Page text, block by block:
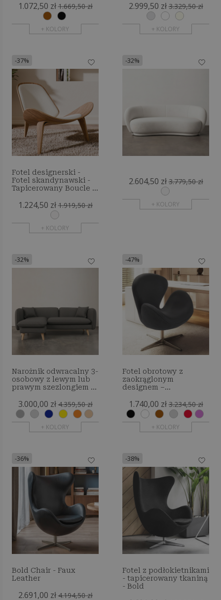
1.072,50 zł 1.669,50 zł
+ KOLORY
2.999,50 zł 3.329,50 zł
+ KOLORY
-37%
Fotel designerski -
Fotel skandynawski -
Tapicerowany Boucle -
1.224,50 zł 1.919,50 zł
+ KOLORY
-32%
2.604,50 zł 3.779,50 zł
+ KOLORY
-32%
Narożnik odwracalny 3-
osobowy z lewym lub
prawym szezlongiem -
3.000,00 zł 4.359,50 zł
+ KOLORY
-47%
Fotel obrotowy z
zaokrąglonym
designem –
Colette
1.740,00 zł 3.234,50 zł
+ KOLORY
-36%
Bold Chair - Faux
Leather
2.691,00 zł 4.194,50 zł
-38%
Fotel z podłokietnikami
- tapicerowany tkaniną
- Bold